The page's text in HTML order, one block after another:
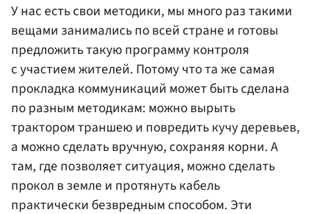
У нас есть свои методики, мы много раз такими
вещами занимались по всей стране и готовы
предложить такую программу контроля
с участием жителей. Потому что та же самая
прокладка коммуникаций может быть сделана
по разным методикам: можно вырыть
трактором траншею и повредить кучу деревьев,
а можно сделать вручную, сохраняя корни. А
там, где позволяет ситуация, можно сделать
прокол в земле и протянуть кабель
практически безвредным способом. Эти